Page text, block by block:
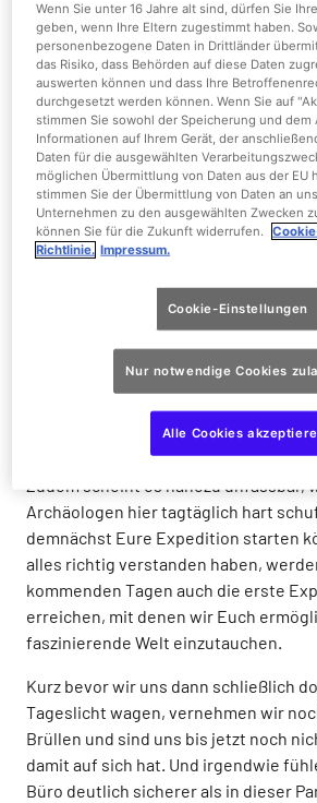
endgültig den Rest zu geben ;-) Naja,
Nehmen und stürzen uns folglich ins
Nur wenig später ist dann auch der
vergessen und wir sind erstaunt, wie
Archäologen-Team um Dr. Carter
Tatsächlich sind bereits ganze
worden. Uns schaudert es bereits
Knochen dieser Urzeitmonster. Die
Zum Glück haben wir uns heute zu
fleißig Mut zusprechen können.
Vorbei geht es nun an meterhohen
dunkle Grotten, bis wir in einem Raum
uns wahrlich beeindruckt.
der Erde ein ganzer Tempelraum
erhalten geblieben zu sein. Uns
Zudem scheint es nahezu unfassbar,
Archäologen hier tagtäglich hart
demnächst Eure Expedition starten
alles richtig verstanden haben,
kommenden Tagen auch die erste
erreichen, mit denen wir Euch
faszinierende Welt einzutauchen.
Kurz bevor wir uns dann schließlich
Tageslicht wagen, vernehmen wir
Brüllen und sind uns bis jetzt noch
damit auf sich hat. Und irgendwie
Büro deutlich sicherer als in dieser
Wenn Sie unter 16 Jahre alt sind, dürfen Sie
geben, wenn Ihre Eltern zugestimmt haben.
personenbezogene Daten in Drittländer
das Risiko, dass Behörden auf diese Daten
auswerten können und dass Ihre
durchgesetzt werden können. Wenn Sie auf
stimmen Sie sowohl der Speicherung und dem
Informationen auf Ihrem Gerät, der
Daten für die ausgewählten
möglichen Übermittlung von Daten aus der EU
stimmen Sie der Übermittlung von Daten an
Unternehmen zu den ausgewählten Zwecken
können Sie für die Zukunft widerrufen.
Richtlinie. Impressum.
Cookie-Einstellungen
Nur notwendige Cookies
Alle Cookies